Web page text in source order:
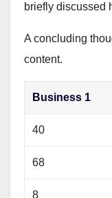
briefly discussed
A concluding
content.
Business 1
40
68
8